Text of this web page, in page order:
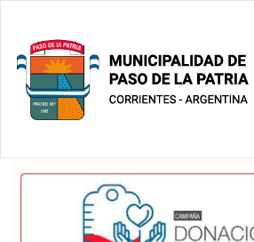
contenido
principal
Municipalidad
de Paso De
La Patria
Contenido
principal